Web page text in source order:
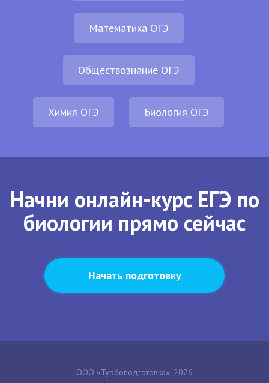
Математика ОГЭ
Обществознание ОГЭ
Химия ОГЭ Биология ОГЭ
Начни онлайн-курс ЕГЭ по
биологии прямо сейчас
Начать подготовку
ООО «Турбоподготовка», 2026